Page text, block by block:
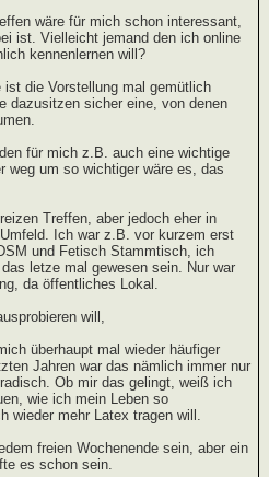
wäre für mich schon interessant,
ist. Vielleicht jemand den ich online
kennenlernen will?
ist die Vorstellung mal gemütlich
dazusitzen sicher eine, von denen
für mich z.B. auch eine wichtige
weg um so wichtiger wäre es, das
Treffen, aber jedoch eher in
Ich war z.B. vor kurzem erst
und Fetisch Stammtisch, ich
letze mal gewesen sein. Nur war
da öffentliches Lokal.
will,
überhaupt mal wieder häufiger
Jahren war das nämlich immer nur
Ob mir das gelingt, weiß ich
wie ich mein Leben so
wieder mehr Latex tragen will.
freien Wochenende sein, aber ein
es schon sein.